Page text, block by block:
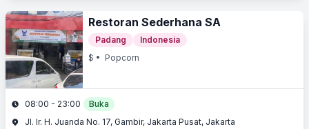
Restoran Sederhana SA
Padang
Indonesia
$ • Popcorn
08:00 - 23:00
Buka
Jl. Ir. H. Juanda No. 17, Gambir, Jakarta Pusat, Jakarta